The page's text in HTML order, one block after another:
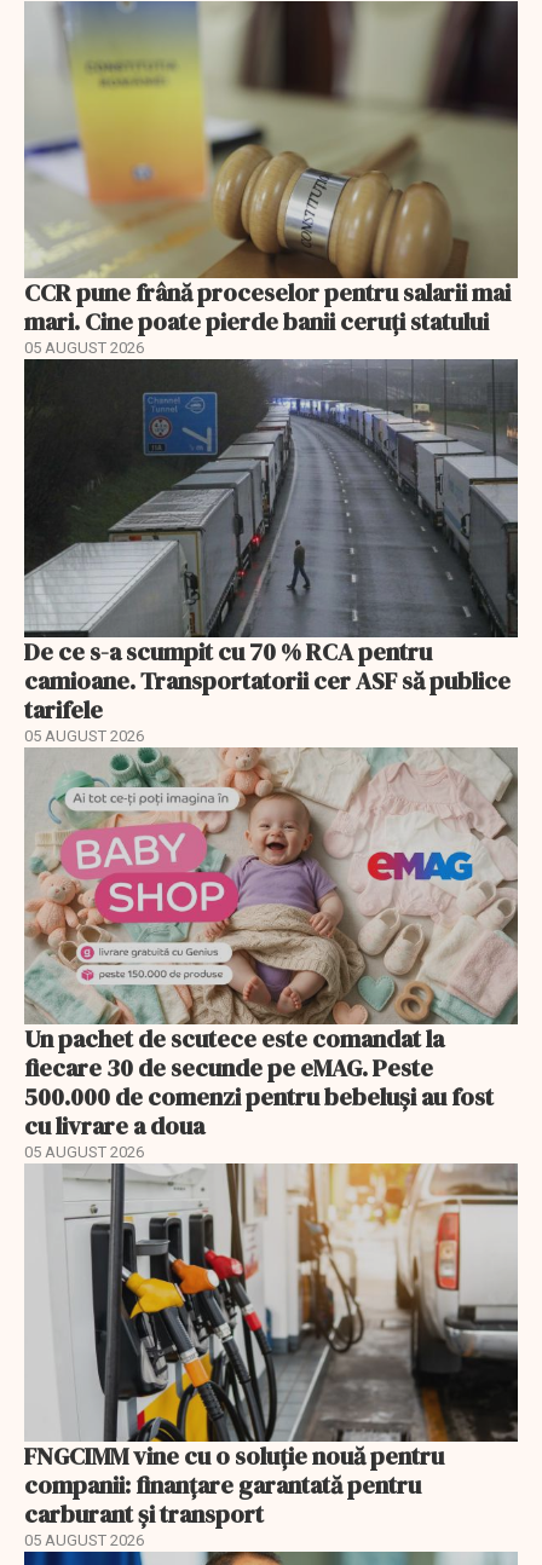
CCR pune frână proceselor pentru salarii mai
mari. Cine poate pierde banii ceruți statului
05 AUGUST 2026
De ce s-a scumpit cu 70 % RCA pentru
camioane. Transportatorii cer ASF să publice
tarifele
05 AUGUST 2026
Un pachet de scutece este comandat la
fiecare 30 de secunde pe eMAG. Peste
500.000 de comenzi pentru bebeluși au fost
cu livrare a doua
05 AUGUST 2026
FNGCIMM vine cu o soluție nouă pentru
companii: finanțare garantată pentru
carburant și transport
05 AUGUST 2026